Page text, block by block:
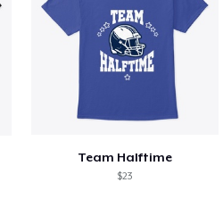
Team Halftime
$23